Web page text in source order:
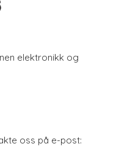
elektronikk og
oss på e-post: